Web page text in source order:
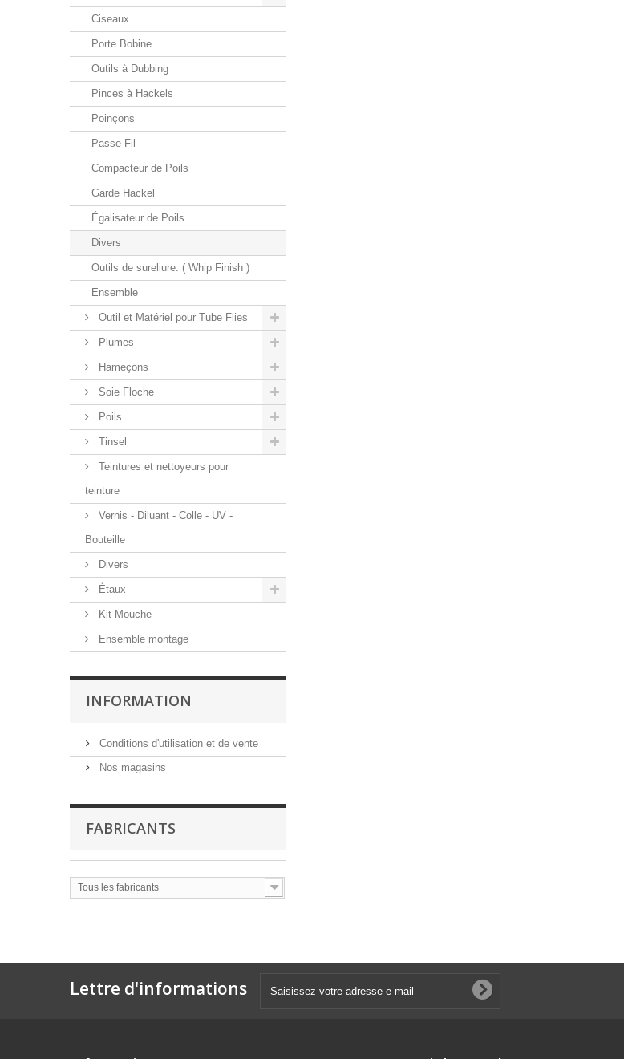
Ciseaux
Porte Bobine
Outils à Dubbing
Pinces à Hackels
Poinçons
Passe-Fil
Compacteur de Poils
Garde Hackel
Égalisateur de Poils
Divers
Outils de sureliure. ( Whip Finish )
Ensemble
Outil et Matériel pour Tube Flies
Plumes
Hameçons
Soie Floche
Poils
Tinsel
Teintures et nettoyeurs pour
teinture
Vernis - Diluant - Colle - UV -
Bouteille
Divers
Étaux
Kit Mouche
Ensemble montage
INFORMATION
Conditions d'utilisation et de vente
Nos magasins
FABRICANTS
Tous les fabricants
Lettre d'informations